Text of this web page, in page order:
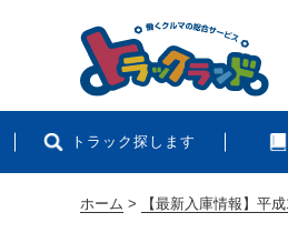
トラック探します
ホーム > 【最新入庫情報】平